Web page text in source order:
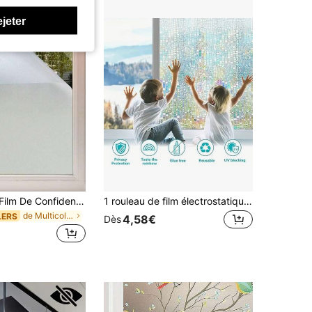
1 Rouleau De Film De Confidentialité Pour Vitre Givrée Avec Contrôle De La Chaleur, Blocage Des Rayons Uv, Adhérence Statique Réutilisable, Couverture De Porte Non Adhésive Pour Salle De Bain, Bureau À Domicile
de Multicolore Films pour fenêtres
1 rouleau de film électrostatique pour verre à texture 3D peau de crocodile, autocollant de fenêtre givré pour l'intimité, film décoratif coloré pour balcon
Dès4,58€